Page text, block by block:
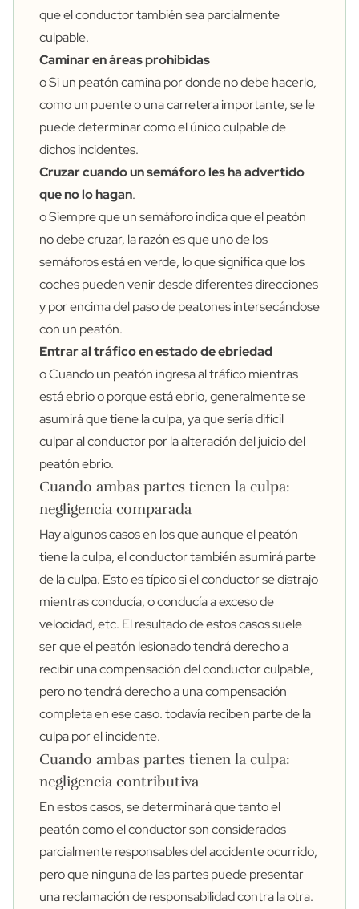
que el conductor también sea parcialmente
culpable.
Caminar en áreas prohibidas
o Si un peatón camina por donde no debe hacerlo,
como un puente o una carretera importante, se le
puede determinar como el único culpable de
dichos incidentes.
Cruzar cuando un semáforo les ha advertido
que no lo hagan.
o Siempre que un semáforo indica que el peatón
no debe cruzar, la razón es que uno de los
semáforos está en verde, lo que significa que los
coches pueden venir desde diferentes direcciones
y por encima del paso de peatones intersecándose
con un peatón.
Entrar al tráfico en estado de ebriedad
o Cuando un peatón ingresa al tráfico mientras
está ebrio o porque está ebrio, generalmente se
asumirá que tiene la culpa, ya que sería difícil
culpar al conductor por la alteración del juicio del
peatón ebrio.
Cuando ambas partes tienen la culpa:
negligencia comparada
Hay algunos casos en los que aunque el peatón
tiene la culpa, el conductor también asumirá parte
de la culpa. Esto es típico si el conductor se distrajo
mientras conducía, o conducía a exceso de
velocidad, etc. El resultado de estos casos suele
ser que el peatón lesionado tendrá derecho a
recibir una compensación del conductor culpable,
pero no tendrá derecho a una compensación
completa en ese caso. todavía reciben parte de la
culpa por el incidente.
Cuando ambas partes tienen la culpa:
negligencia contributiva
En estos casos, se determinará que tanto el
peatón como el conductor son considerados
parcialmente responsables del accidente ocurrido,
pero que ninguna de las partes puede presentar
una reclamación de responsabilidad contra la otra.